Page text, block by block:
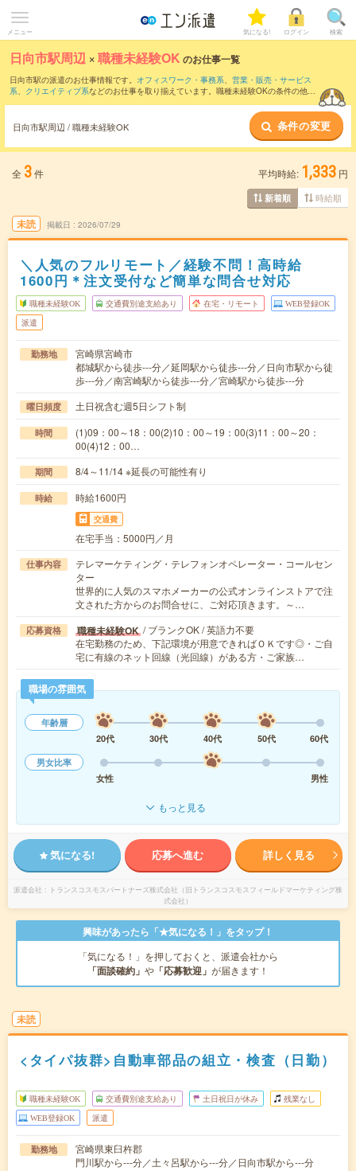
メニュー 気になる! ログイン 検索
日向市駅周辺 ×職種未経験OK のお仕事一覧
日向市駅の派遣のお仕事情報です。 オフィスワーク・事務系、 営業・販売・サービス
系、 クリエイティブ系などのお仕事を取り揃えています。職種未経験OKの条件の他
日向市駅周辺 / 職種未経験OK 条件の変更
全 3件 平均時給: 1,333 円
新着順 時給順
未読 掲載日 2026/07/29
＼人気のフルリモート／経験不問！高時給
1600円＊注文受付など簡単な問合せ対応
職種未経験OK 交通費別途支給あり 在宅・リモート WEB登録OK
派遣
勤務地
宮崎県宮崎市
都城駅から徒歩---分／延岡駅から徒歩---分／日向市駅から徒
歩---分／南宮崎駅から徒歩---分／宮崎駅から徒歩---分
曜日頻度 土日祝含む週5日シフト制
時間
(1)09：00～18：00(2)10：00～19：00(3)11：00～20：
00(4)12：00…
期間 8/4～11/14 ※延長の可能性有り
時給 時給1600円
交通費
在宅手当：5000円／月
仕事内容
テレマーケティング・テレフォンオペレーター・コールセン
ター
世界的に人気のスマホメーカーの公式オンラインストアで注
文された方からのお問合せに、ご対応頂きます。～…
応募資格 職種未経験OK / ブランクOK / 英語力不要
在宅勤務のため、下記環境が用意できればＯＫです◎・ご自
宅に有線のネット回線（光回線）がある方・ご家族…
職場の雰囲気
年齢層
20代
30代 40代 50代
60代
男女比率
女性
男性
もっと見る
気になる! 応募へ進む 詳しく見る
派遣会社
トランスコスモスパートナーズ株式会社（旧トランスコスモスフィールドマーケティング株
式会社）
興味があったら「★気になる！」をタップ！
「気になる！」を押しておくと、派遣会社から
「面談確約」 や 「応募歓迎」 が届きます！
未読
<タイパ抜群>自動車部品の組立・検査（日勤）
職種未経験OK 交通費別途支給あり 土日祝日が休み 残業なし
WEB登録OK 派遣
勤務地
宮崎県東臼杵郡
門川駅から---分／土々呂駅から---分／日向市駅から---分